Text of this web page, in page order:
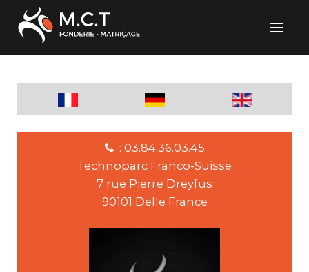
: 03.84.36.03.45
Technoparc Franco-Suisse
7 rue Pierre Dreyfus
90101 Delle France